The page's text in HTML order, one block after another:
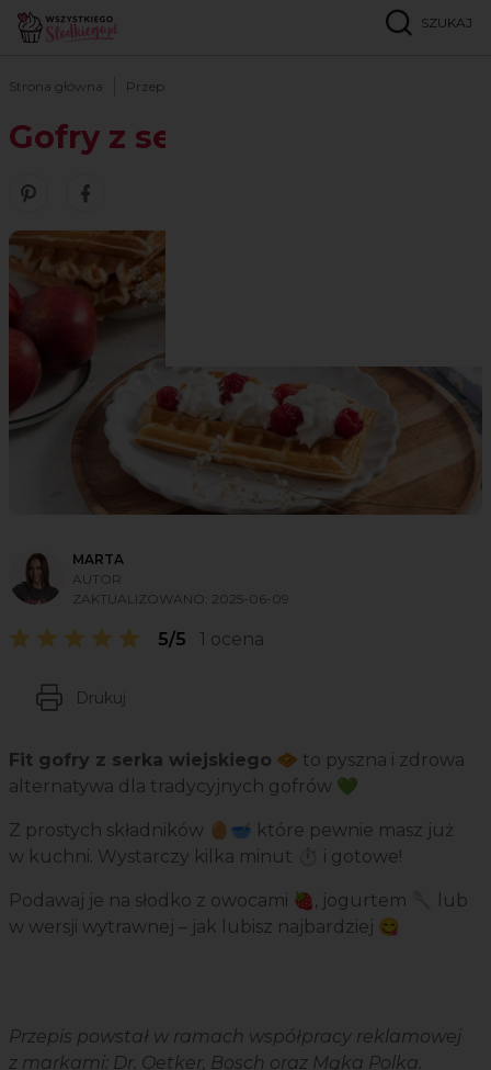
SZUKAJ
Strona główna Przepisy
Gofry z serka wiejskiego
Zobacz nasze piny w serwisie Pinterest
Udostępnij ten przepis w serwisie Facebook
MARTA
AUTOR
ZAKTUALIZOWANO: 2025-06-09
5/5 1 ocena
Drukuj
Fit gofry z serka wiejskiego 🧇 to pyszna i zdrowa
alternatywa dla tradycyjnych gofrów 💚
Z prostych składników 🥚🥣 które pewnie masz już
w kuchni. Wystarczy kilka minut ⏱️ i gotowe!
Podawaj je na słodko z owocami 🍓, jogurtem 🥄 lub
w wersji wytrawnej – jak lubisz najbardziej 😋
Przepis powstał w ramach współpracy reklamowej
z markami: Dr. Oetker, Bosch oraz Mąka Polka.